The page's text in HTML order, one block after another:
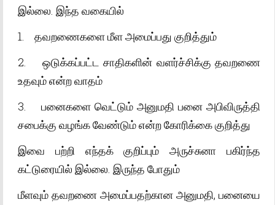
இல்லை. இந்த வகையில்
1. தவறணைகளை மீள அமைப்பது குறித்தும்
2. ஒடுக்கப்பட்ட சாதிகளின் வளர்ச்சிக்கு தவறணை
உதவும் என்ற வாதம்
3. பனைகளை வெட்டும் அனுமதி பனை அபிவிருத்தி
சபைக்கு வழங்க வேண்டும் என்ற கோரிக்கை குறித்து
இவை பற்றி எந்தக் குறிப்பும் அருச்சுனா பகிர்ந்த
கட்டுரையில் இல்லை. இருந்த போதும்
மீளவும் தவறணை அமைப்பதற்கான அனுமதி, பனையை